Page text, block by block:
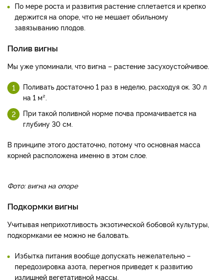
По мере роста и развития растение сплетается и крепко
держится на опоре, что не мешает обильному
завязыванию плодов.
Полив вигны
Мы уже упоминали, что вигна – растение засухоустойчивое.
Поливать достаточно 1 раз в неделю, расходуя ок. 30 л
на 1 м².
При такой поливной норме почва промачивается на
глубину 30 см.
В принципе этого достаточно, потому что основная масса
корней расположена именно в этом слое.
Фото: вигна на опоре
Подкормки вигны
Учитывая неприхотливость экзотической бобовой культуры,
подкормками ее можно не баловать.
Избытка питания вообще допускать нежелательно –
передозировка азота, перегноя приведет к развитию
излишней вегетативной массы.